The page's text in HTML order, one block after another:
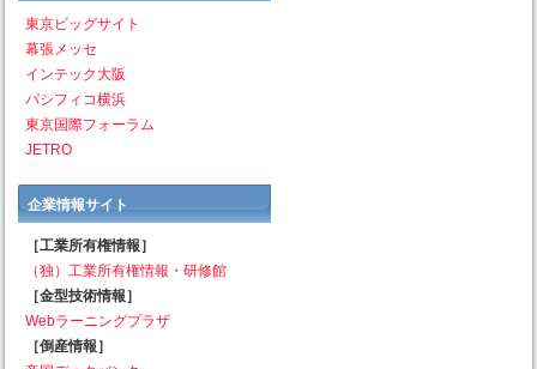
東京ビッグサイト
幕張メッセ
インテック大阪
パシフィコ横浜
東京国際フォーラム
JETRO
企業情報サイト
［工業所有権情報］
（独）工業所有権情報・研修館
［金型技術情報］
Webラーニングプラザ
［倒産情報］